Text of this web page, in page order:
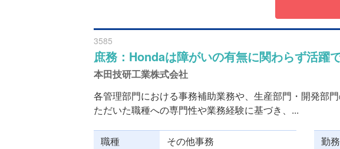
3585
庶務：Hondaは障がいの有無に関わらず活躍
本田技研工業株式会社
各管理部門における事務補助業務や、生産部門・開発部
ただいた職種への専門性や業務経験に基づき、...
職種
その他事務
勤